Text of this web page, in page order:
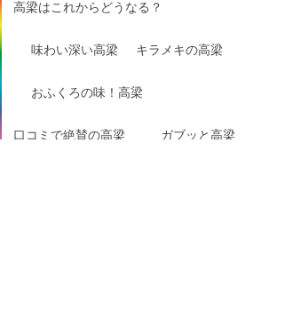
高梁はこれからどうなる？
味わい深い高梁 キラメキの高梁
おふくろの味！高梁
口コミで絶賛の高梁 ガブッと高梁